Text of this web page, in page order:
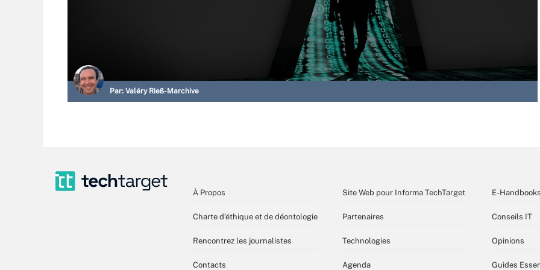
Par: Valéry Rieß-Marchive
À Propos
Charte d’éthique et de déontologie
Rencontrez les journalistes
Contacts
Site Web pour Informa TechTarget
Partenaires
Technologies
Agenda
E-Handbooks
Conseils IT
Opinions
Guides